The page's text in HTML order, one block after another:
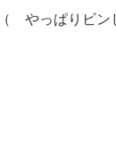
ビンじゃ